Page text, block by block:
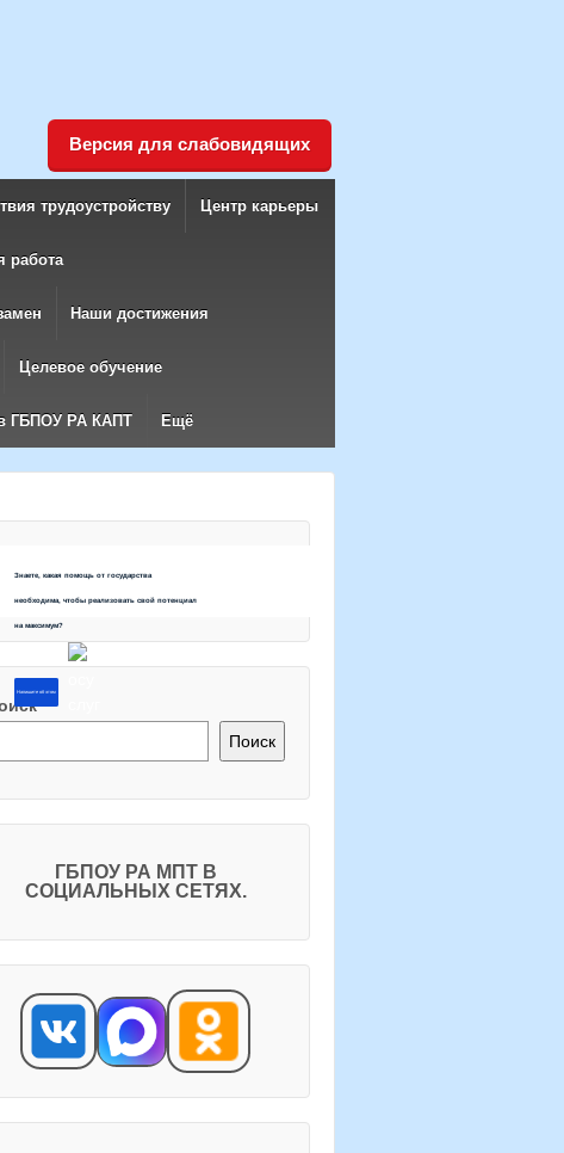
Версия для слабовидящих
трудоустройству Центр карьеры
работа
Наши достижения
Целевое обучение
ГБПОУ РА КАПТ Ещё
Знаете, какая помощь от государства
необходима, чтобы реализовать свой потенциал
на максимум?
Напишите об этом
Поиск
ГБПОУ РА МПТ В
СОЦИАЛЬНЫХ СЕТЯХ.